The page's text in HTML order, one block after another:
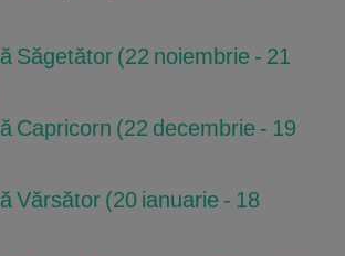
Săgetător (22 noiembrie - 21
Capricorn (22 decembrie - 19
Vărsător (20 ianuarie - 18